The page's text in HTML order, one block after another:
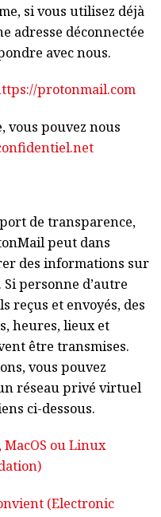
si vous utilisez déjà
adresse déconnectée
avec nous.
protonmail.com
vous pouvez nous
de transparence,
peut dans
des informations sur
personne d’autre
reçus et envoyés, des
heures, lieux et
être transmises.
vous pouvez
réseau privé virtuel
ci-dessous.
ou Linux
(Electronic